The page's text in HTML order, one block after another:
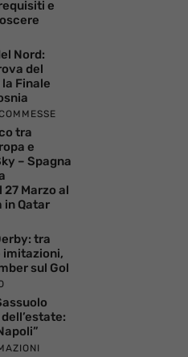
e
Nord:
del
Finale
tra
e
– Spagna
Marzo al
in Qatar
tra
imitazioni,
sul Gol